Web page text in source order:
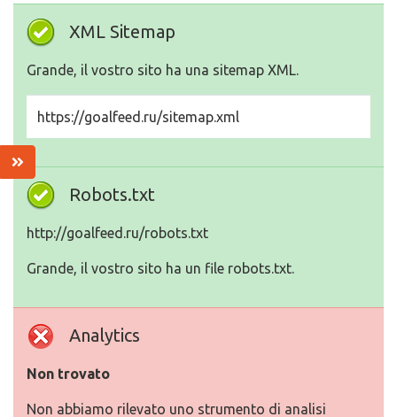
XML Sitemap
Grande, il vostro sito ha una sitemap XML.
https://goalfeed.ru/sitemap.xml
Robots.txt
http://goalfeed.ru/robots.txt
Grande, il vostro sito ha un file robots.txt.
Analytics
Non trovato
Non abbiamo rilevato uno strumento di analisi